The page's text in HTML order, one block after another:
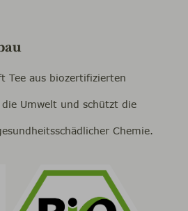
Tee aus biozertifizierten
Umwelt und schützt die
Chemie.